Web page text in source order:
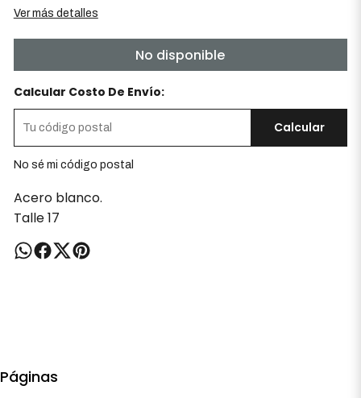
Ver más detalles
No disponible
Calcular Costo De Envío:
Calcular
No sé mi código postal
Acero blanco.
Talle 17
Páginas